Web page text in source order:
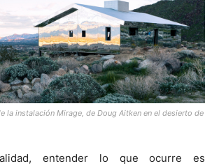
la instalación Mirage, de Doug Aitken en el desierto de
entender lo que ocurre es